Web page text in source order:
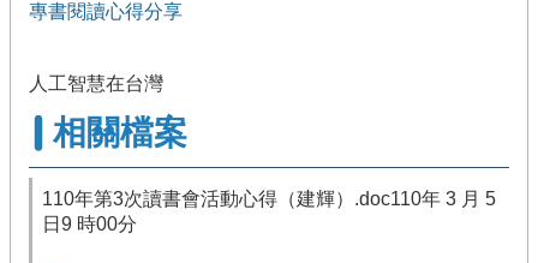
專書閱讀心得分享
人工智慧在台灣
相關檔案
110年第3次讀書會活動心得（建輝）.doc110年 3 月 5
日9 時00分